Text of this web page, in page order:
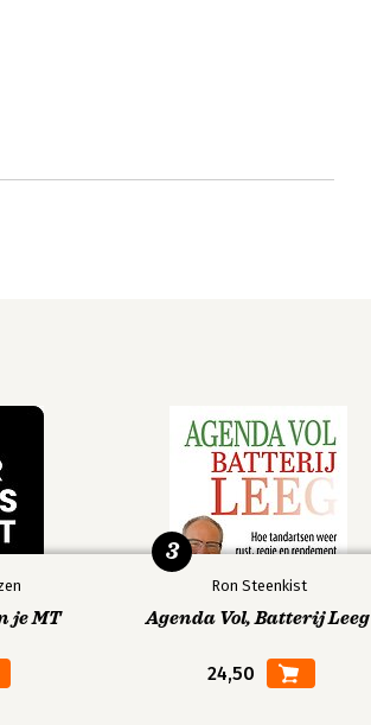
je MT
Ron Steenkist
Agenda Vol, Batterij Leeg
24,50
3